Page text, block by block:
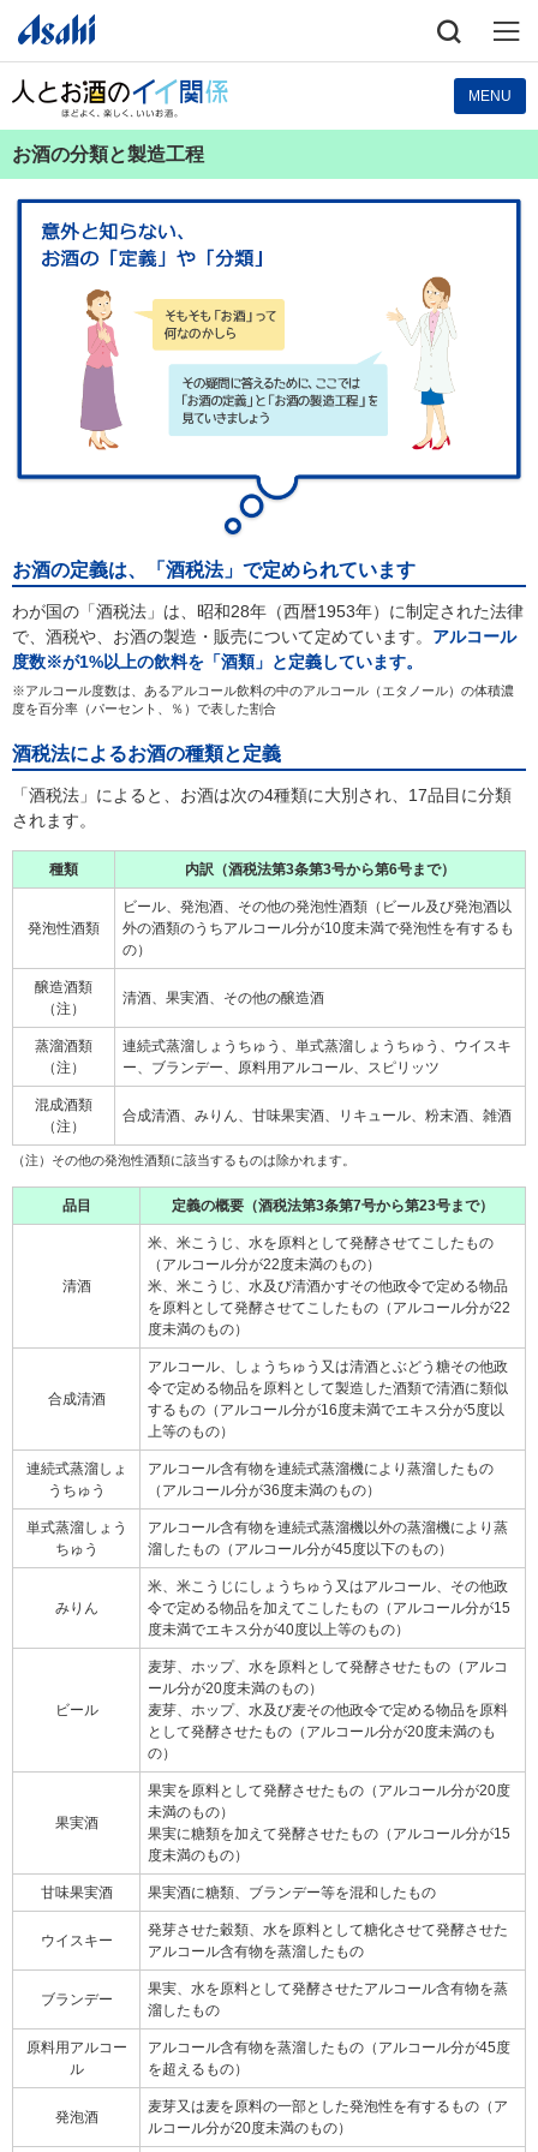
人とお酒のイイ関係 ほどよく、楽しく
MENU
お酒の分類と製造工程
お酒の定義は、「酒税法」で定められています
わが国の「酒税法」は、昭和28年（西暦1953年）に制定された法律
で、酒税や、お酒の製造・販売について定めています。 アルコール
度数※が1%以上の飲料を「酒類」と定義しています。
※アルコール度数は、あるアルコール飲料の中のアルコール（エタノール）の体積濃
度を百分率（パーセント、％）で表した割合
酒税法によるお酒の種類と定義
「酒税法」によると、お酒は次の4種類に大別され、17品目に分類
されます。
種類 内訳（酒税法第3条第3号から第6号まで）
発泡性酒類
ビール、発泡酒、その他の発泡性酒類（ビール及び発泡酒以
外の酒類のうちアルコール分が10度未満で発泡性を有するも
の）
醸造酒類
（注）
清酒、果実酒、その他の醸造酒
蒸溜酒類
（注）
連続式蒸溜しょうちゅう、単式蒸溜しょうちゅう、ウイスキ
ー、ブランデー、原料用アルコール、スピリッツ
混成酒類
（注）
合成清酒、みりん、甘味果実酒、リキュール、粉末酒、雑酒
（注）その他の発泡性酒類に該当するものは除かれます。
品目 定義の概要（酒税法第3条第7号から第23号まで）
清酒
米、米こうじ、水を原料として発酵させてこしたもの
（アルコール分が22度未満のもの）
米、米こうじ、水及び清酒かすその他政令で定める物品
を原料として発酵させてこしたもの（アルコール分が22
度未満のもの）
合成清酒
アルコール、しょうちゅう又は清酒とぶどう糖その他政
令で定める物品を原料として製造した酒類で清酒に類似
するもの（アルコール分が16度未満でエキス分が5度以
上等のもの）
連続式蒸溜しょ
うちゅう
アルコール含有物を連続式蒸溜機により蒸溜したもの
（アルコール分が36度未満のもの）
単式蒸溜しょう
ちゅう
アルコール含有物を連続式蒸溜機以外の蒸溜機により蒸
溜したもの（アルコール分が45度以下のもの）
みりん
米、米こうじにしょうちゅう又はアルコール、その他政
令で定める物品を加えてこしたもの（アルコール分が15
度未満でエキス分が40度以上等のもの）
ビール
麦芽、ホップ、水を原料として発酵させたもの（アルコ
ール分が20度未満のもの）
麦芽、ホップ、水及び麦その他政令で定める物品を原料
として発酵させたもの（アルコール分が20度未満のも
の）
果実酒
果実を原料として発酵させたもの（アルコール分が20度
未満のもの）
果実に糖類を加えて発酵させたもの（アルコール分が15
度未満のもの）
甘味果実酒 果実酒に糖類、ブランデー等を混和したもの
ウイスキー
発芽させた穀類、水を原料として糖化させて発酵させた
アルコール含有物を蒸溜したもの
ブランデー
果実、水を原料として発酵させたアルコール含有物を蒸
溜したもの
原料用アルコー
ル
アルコール含有物を蒸溜したもの（アルコール分が45度
を超えるもの）
発泡酒
麦芽又は麦を原料の一部とした発泡性を有するもの（ア
ルコール分が20度未満のもの）